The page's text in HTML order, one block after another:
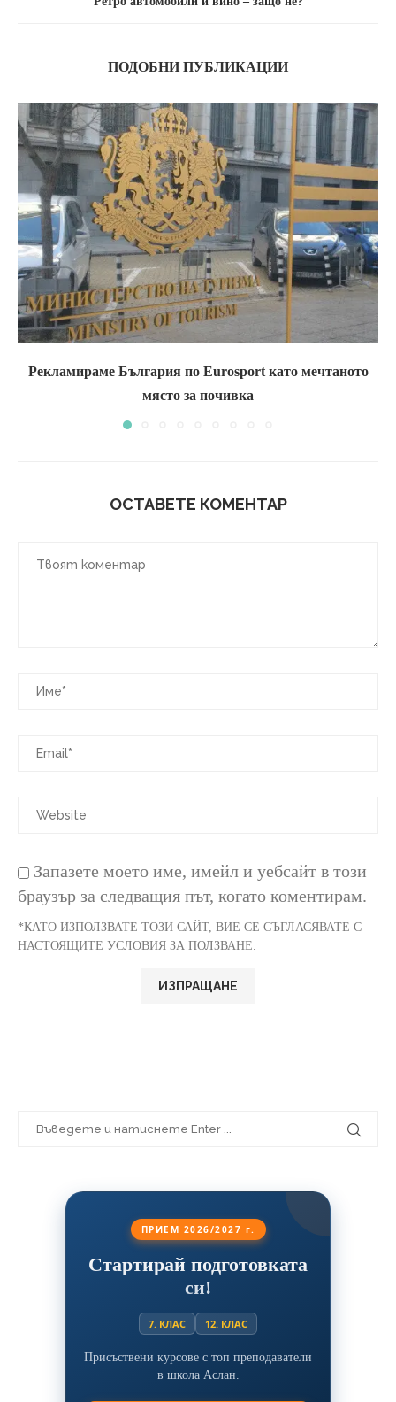
ПОДОБНИ ПУБЛИКАЦИИ
Рекламираме България по Eurosport като мечтаното
място за почивка
ОСТАВЕТЕ КОМЕНТАР
Запазете моето име, имейл и уебсайт в този
браузър за следващия път, когато коментирам.
*КАТО ИЗПОЛЗВАТЕ ТОЗИ САЙТ, ВИЕ СЕ СЪГЛАСЯВАТЕ С
НАСТОЯЩИТЕ УСЛОВИЯ ЗА ПОЛЗВАНЕ.
ПРИЕМ 2026/2027 г.
Стартирай подготовката
си!
7. КЛАС 12. КЛАС
Присъствени курсове с топ преподаватели
в школа Аслан.